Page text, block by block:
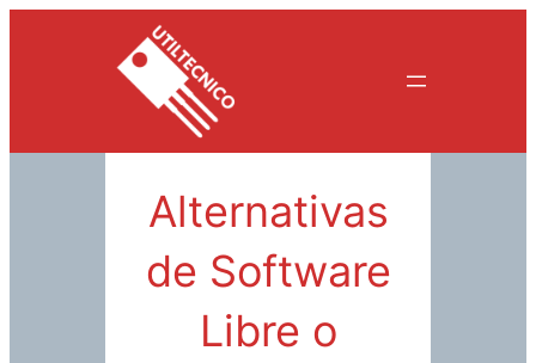
Alternativas
de Software
Libre o